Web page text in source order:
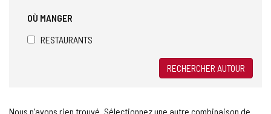
OÙ MANGER
RESTAURANTS
RECHERCHER AUTOUR
Nous n'avons rien trouvé. Sélectionnez une autre combinaison de